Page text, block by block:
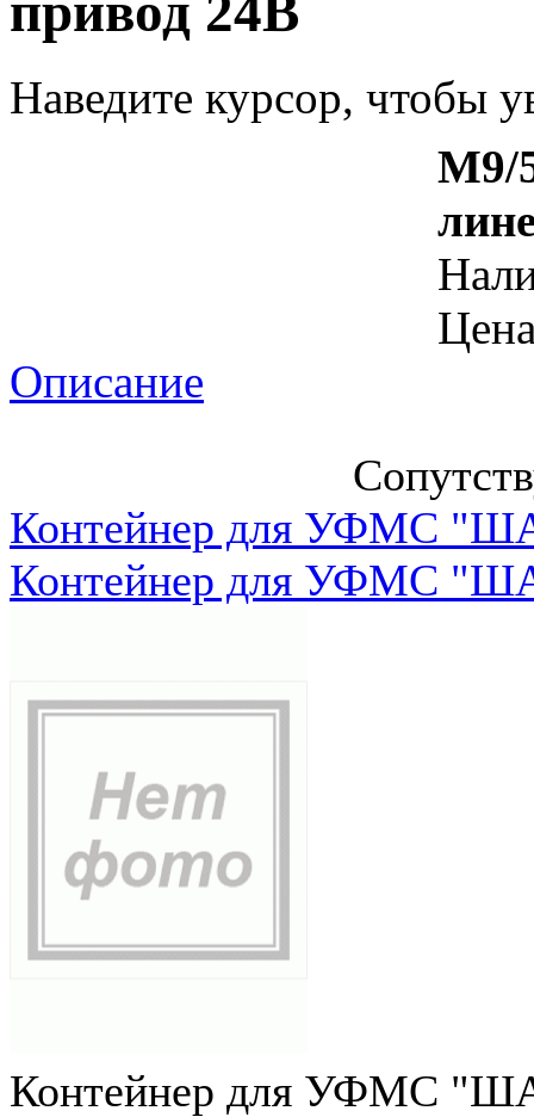
привод 24В
Наведите курсор, чтобы
М9/
Описание
Контейнер для УФМС
Контейнер для УФМС
Контейнер для УФМС